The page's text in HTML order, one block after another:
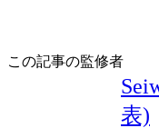
この記事の監修者
表)